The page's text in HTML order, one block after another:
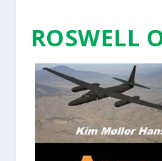
ROSWELL